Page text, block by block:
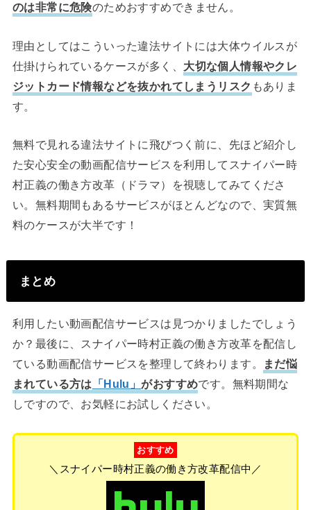
のは非常に危険のためおすすめできません。
理由としてはこういった違法サイトには大体ウイルスが
仕掛けられているケースが多く、 大切な個人情報やクレ
ジットカード情報などを抜かれてしまうリスク もありま
す。
無料で見れる違法サイトに飛びつく前に、先ほど紹介し
た安心安全の動画配信サービスを利用してスナイパー時
村正義の働き方改革（ドラマ）を視聴してみてくださ
い。無料期間もあるサービスがほとんどなので、実質無
料のケースが大半です！
まとめ
利用したい動画配信サービスは見つかりましたでしょう
か？最後に、スナイパー時村正義の働き方改革を配信し
ている動画配信サービスを整理して終わります。
まだ悩
まれている方は 「Hulu」がおすすめです。無料期間な
しですので、お気軽にお試しください。
おすすめ
＼スナイパー時村正義の働き方改革配信中／